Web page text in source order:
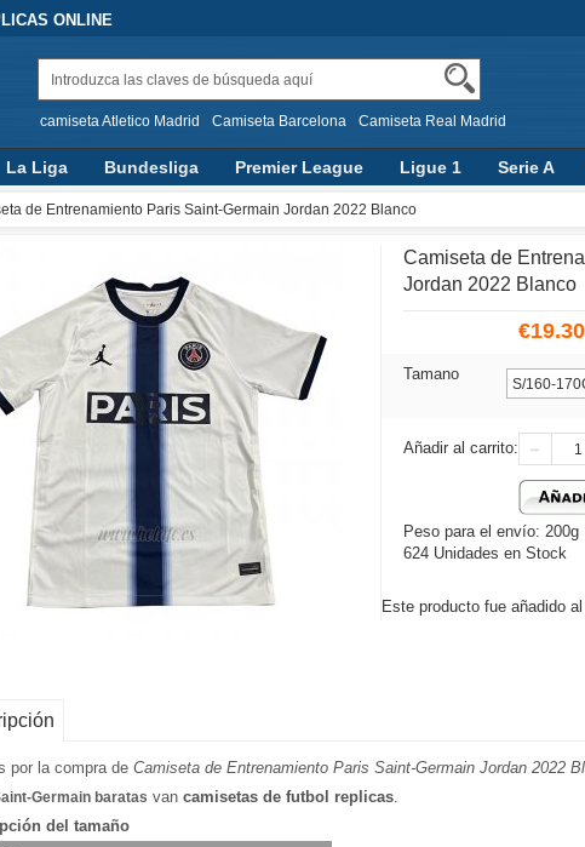
ONLINE
camiseta Atletico Madrid Camiseta Barcelona Camiseta Real Madrid
La Liga Bundesliga Premier League Ligue 1 Serie A
de Entrenamiento Paris Saint-Germain Jordan 2022 Blanco
Camiseta de
Jordan 2022 Blanco
€19.30
Tamano
Añadir al carrito:
Peso para el envío: 200g
624 Unidades en Stock
Este producto fue añadido
por la compra de Camiseta de Entrenamiento Paris Saint-Germain Jordan 2022
Germain baratas van camisetas de futbol replicas.
del tamaño